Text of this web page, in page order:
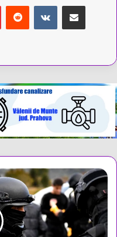
PinterestReddit VKontakteShare via Email